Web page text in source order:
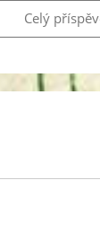
Celý